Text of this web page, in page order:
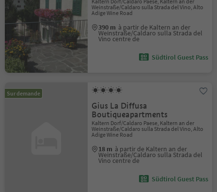
Weinstraße/Caldaro sulla Strada del Vino, Alto
Adige Wine Road
390 m à partir de Kaltern an der
Weinstraße/Caldaro sulla Strada del
Vino centre de
Südtirol Guest Pass
Sur demande
Gius La Diffusa
Boutiqueapartments
Kaltern Dorf/Caldaro Paese, Kaltern an der
Weinstraße/Caldaro sulla Strada del Vino, Alto
Adige Wine Road
18 m à partir de Kaltern an der
Weinstraße/Caldaro sulla Strada del
Vino centre de
Südtirol Guest Pass